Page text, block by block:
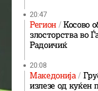
20:47
Регион
Косово
злосторства во
Радоичиќ
20:08
Македонија
излезе од куќен